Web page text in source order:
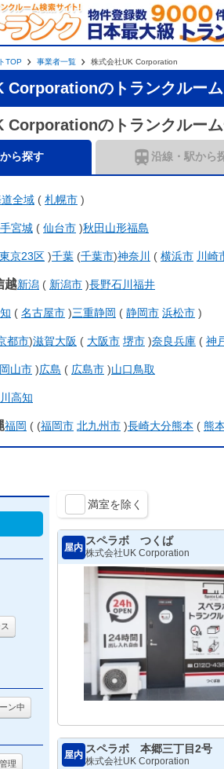
TOP 事業者一覧 株式会社UK Corporation
Corporationのトランクルーム
Corporationのトランクルー
ら探す 沿線・駅から
全域 ( 札幌市 )
宮城 ( 仙台市 )秋田山形福島
東京23区 )千葉 (千葉市)神奈川 ( 横浜市 川崎
越新潟 ( 新潟市 )長野石川福井
( 名古屋市 )三重静岡 ( 静岡市 浜松市 )
都市)滋賀大阪 ( 大阪市 堺市 )奈良兵庫 ( 神
岡山市 )広島 ( 広島市 )山口鳥取
高知
福岡 ( (福岡市 北九州市 )長崎大分熊本 ( 熊
ン中
理
満室を除く
屋内
スペラボ つくば
株式会社UK Corporation
屋内
スペラボ 本郷三丁目2号
株式会社UK Corporation